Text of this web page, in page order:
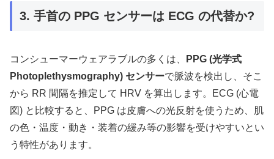
3. 手首の PPG センサーは ECG の代替か?
コンシューマーウェアラブルの多くは、
PPG (光学式
Photoplethysmography) センサーで脈波を検出し、そこ
から RR 間隔を推定して HRV を算出します。ECG (心電
図) と比較すると、PPG は皮膚への光反射を使うため、肌
の色・温度・動き・装着の緩み等の影響を受けやすいとい
う特性があります。